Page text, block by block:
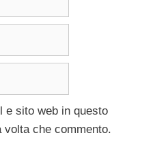
e sito web in questo
che commento.